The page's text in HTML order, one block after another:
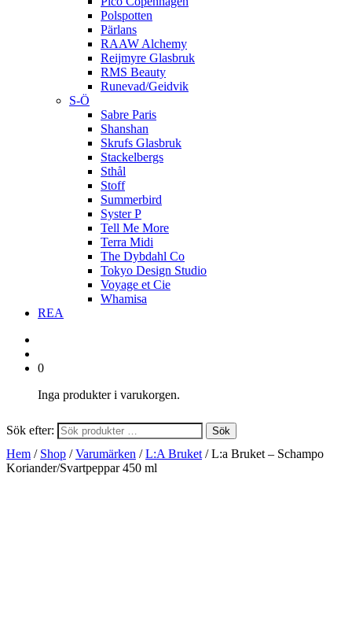
Polspotten
Pärlans
RAAW Alchemy
Reijmyre Glasbruk
RMS Beauty
Runevad/Geidvik
S-Ö
Sabre Paris
Shanshan
Skrufs Glasbruk
Stackelbergs
Sthål
Stoff
Summerbird
Syster P
Tell Me More
Terra Midi
The Dybdahl Co
Tokyo Design Studio
Voyage et Cie
Whamisa
REA
0
Inga produkter i varukorgen.
Sök efter: Sök
Hem / Shop /Varumärken /L:A Bruket / L:a Bruket – Schampo
Koriander/Svartpeppar 450 ml